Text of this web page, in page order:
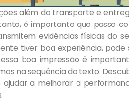
além do transporte e
é importante que passe
evidências físicas do
tiver boa experiência, pode
boa impressão é
na sequência do texto.
a melhorar a